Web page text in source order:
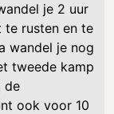
je 2 uur
te rusten en te
wandel je nog
tweede kamp
de
ook voor 10